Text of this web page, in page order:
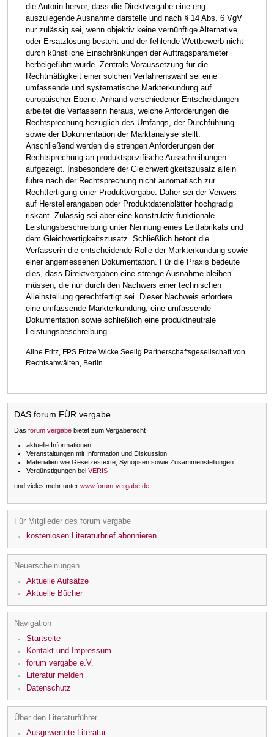
die Autorin hervor, dass die Direktvergabe eine eng
auszulegende Ausnahme darstelle und nach § 14 Abs. 6 VgV
nur zulässig sei, wenn objektiv keine vernünftige Alternative
oder Ersatzlösung besteht und der fehlende Wettbewerb nicht
durch künstliche Einschränkungen der Auftragsparameter
herbeigeführt wurde. Zentrale Voraussetzung für die
Rechtmäßigkeit einer solchen Verfahrenswahl sei eine
umfassende und systematische Markterkundung auf
europäischer Ebene. Anhand verschiedener Entscheidungen
arbeitet die Verfasserin heraus, welche Anforderungen die
Rechtsprechung bezüglich des Umfangs, der Durchführung
sowie der Dokumentation der Marktanalyse stellt.
Anschließend werden die strengen Anforderungen der
Rechtsprechung an produktspezifische Ausschreibungen
aufgezeigt. Insbesondere der Gleichwertigkeitszusatz allein
führe nach der Rechtsprechung nicht automatisch zur
Rechtfertigung einer Produktvorgabe. Daher sei der Verweis
auf Herstellerangaben oder Produktdatenblätter hochgradig
riskant. Zulässig sei aber eine konstruktiv-funktionale
Leistungsbeschreibung unter Nennung eines Leitfabrikats und
dem Gleichwertigkeitszusatz. Schließlich betont die
Verfasserin die entscheidende Rolle der Markterkundung sowie
einer angemessenen Dokumentation. Für die Praxis bedeute
dies, dass Direktvergaben eine strenge Ausnahme bleiben
müssen, die nur durch den Nachweis einer technischen
Alleinstellung gerechtfertigt sei. Dieser Nachweis erfordere
eine umfassende Markterkundung, eine umfassende
Dokumentation sowie schließlich eine produktneutrale
Leistungsbeschreibung.
Aline Fritz, FPS Fritze Wicke Seelig Partnerschaftsgesellschaft von
Rechtsanwälten, Berlin
DAS forum FÜR vergabe
Das forum vergabe bietet zum Vergaberecht
aktuelle Informationen
Veranstaltungen mit Information und Diskussion
Materialien wie Gesetzestexte, Synopsen sowie Zusammenstellungen
Vergünstigungen bei VERIS
und vieles mehr unter www.forum-vergabe.de
Für Mitglieder des forum vergabe
kostenlosen Literaturbrief abonnieren
Neuerscheinungen
Aktuelle Aufsätze
Aktuelle Bücher
Navigation
Startseite
Kontakt und Impressum
forum vergabe e.V.
Literatur melden
Datenschutz
Über den Literaturführer
Ausgewertete Literatur